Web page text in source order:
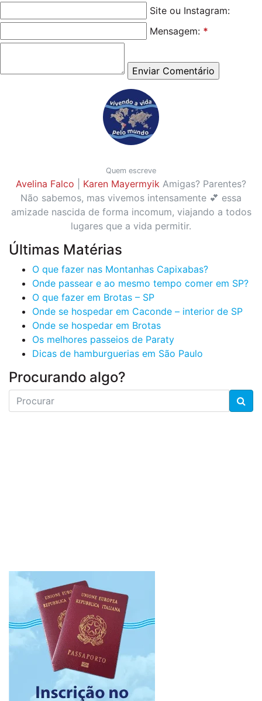
Site ou Instagram:
Mensagem: *
Quem escreve
Avelina Falco Karen Mayermyik Amigas? Parentes?
Não sabemos, mas vivemos intensamente 💕 essa
amizade nascida de forma incomum, viajando a todos
lugares que a vida permitir.
Últimas Matérias
O que fazer nas Montanhas Capixabas?
Onde passear e ao mesmo tempo comer em SP?
O que fazer em Brotas – SP
Onde se hospedar em Caconde – interior de SP
Onde se hospedar em Brotas
Os melhores passeios de Paraty
Dicas de hamburguerias em São Paulo
Procurando algo?